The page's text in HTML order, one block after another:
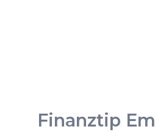
Finanztip